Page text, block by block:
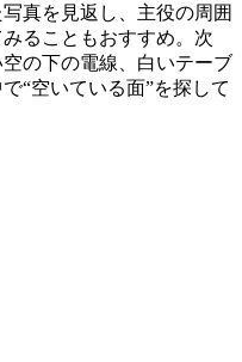
真を見返し、主役の周囲
ることもおすすめ。次
の下の電線、白いテーブ
“空いている面”を探して